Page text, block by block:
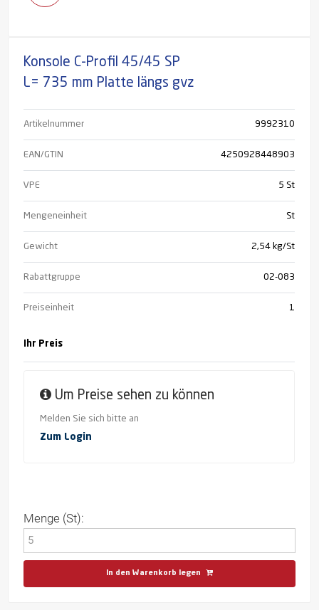
Konsole C-Profil 45/45 SP
L= 735 mm Platte längs gvz
Artikelnummer 9992310
EAN/GTIN 4250928448903
VPE 5 St
Mengeneinheit St
Gewicht 2,54 kg/St
Rabattgruppe 02-083
Preiseinheit 1
Ihr Preis
Um Preise sehen zu können
Melden Sie sich bitte an
Zum Login
Menge (St):
In den Warenkorb legen